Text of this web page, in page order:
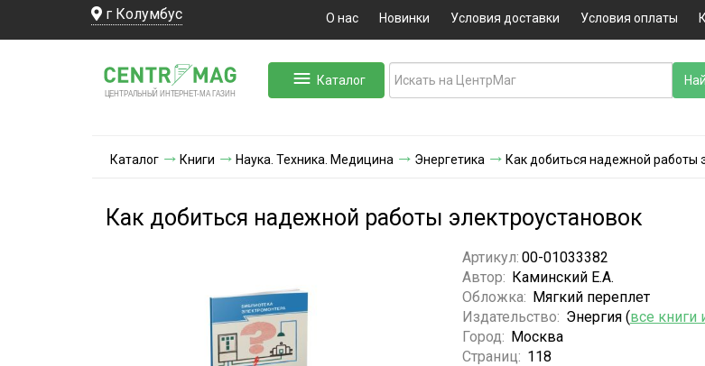
г Колумбус О нас Новинки Условия доставки Условия оплаты
ЦЕНТРАЛЬНЫЙ ИНТЕРНЕТ-МА ГАЗИН
Каталог
Каталог Книги Наука. Техника. Медицина Энергетика Как добиться надежной работы
Как добиться надежной работы электроустановок
Артикул: 00-01033382
Автор: Каминский Е.А.
Обложка: Мягкий переплет
Издательство: Энергия (все книги
Город: Москва
Страниц: 118